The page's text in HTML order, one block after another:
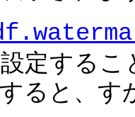
定する
ると、